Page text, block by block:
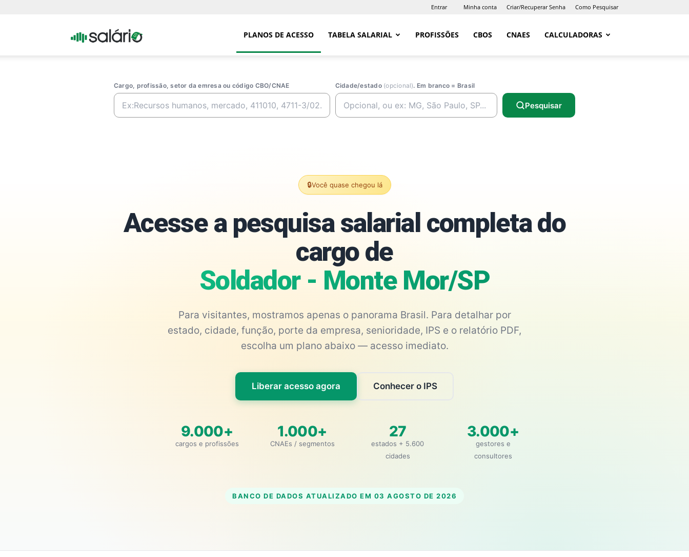
Entrar Minha conta Criar/Recuperar Senha Como Pesquisar
Portal PLANOS DE ACESSO TABELA SALARIAL PROFISSÕES CBOS CNAES CALCULADORAS
Cargo, profissão, setor da emresa ou código CBO/CNAE Cidade/estado (opcional). Em branco = Brasil
Pesquisar
🔒Você quase chegou lá
Acesse a pesquisa salarial completa do
cargo de
Soldador - Monte Mor/SP
Para visitantes, mostramos apenas o panorama Brasil. Para detalhar por
estado, cidade, função, porte da empresa, senioridade, IPS e o relatório PDF,
escolha um plano abaixo — acesso imediato.
Liberar acesso agora Conhecer o IPS
9.000+
cargos e profissões
1.000+
CNAEs / segmentos
27
estados + 5.600
cidades
3.000+
gestores e
consultores
BANCO DE DADOS ATUALIZADO EM 03 AGOSTO DE 2026